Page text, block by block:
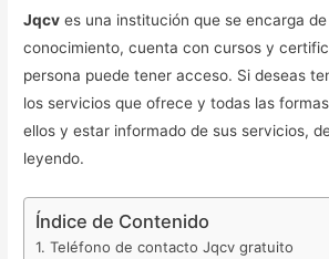
Jqcv es una institución que se encarga
conocimiento, cuenta con cursos y
persona puede tener acceso. Si deseas
los servicios que ofrece y todas las
ellos y estar informado de sus servicios,
leyendo.
Índice de Contenido
Teléfono de contacto Jqcv gratuito